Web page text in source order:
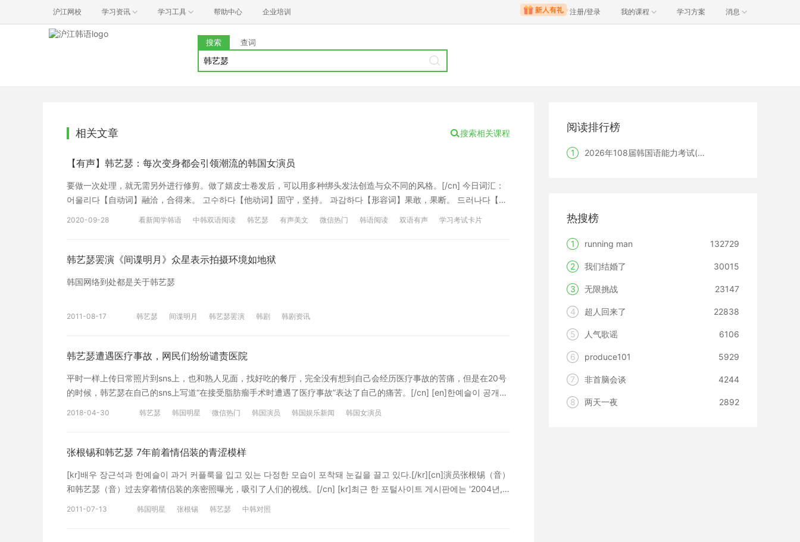
沪江网校 学习资讯 学习工具 帮助中心 企业培训 注册/登录 我的课程 学习方案 消息
搜索 查词
相关文章 搜索相关课程
【有声】韩艺瑟：每次变身都会引领潮流的韩国女演员
要做一次处理，就无需另外进行修剪。做了嬉皮士卷发后，可以用多种绑头发法创造与众不同的风格。[/cn] 今日词汇：
어울리다【自动词】融洽，合得来。 고수하다【他动词】固守，坚持。 과감하다【形容词】果敢，果断。 드러나다【自
吃。[/cn] -(으)ㄹ 수 있다 用于谓词词干后,表示一种行为或状态的能力或可能性与否，相当于汉语的”可以”、”能”、”能
钥匙，所以不能开门。[/cn] 韩语课程推荐： 10天突破韩语发音>> 韩语零基础入门课程>> 相关阅读： 【有声】韩国40
创，禁止转载
2020-09-28 看新闻学韩语 中韩双语阅读 韩艺瑟 有声美文 微信热门 韩语阅读 双语有声
学习考试卡片
韩艺瑟罢演《间谍明月》众星表示拍摄环境如地狱
韩国网络到处都是关于韩艺瑟
2011-08-17 韩艺瑟 间谍明月 韩艺瑟罢演 韩剧 韩剧资讯
韩艺瑟遭遇医疗事故，网民们纷纷谴责医院
平时一样上传日常照片到sns上，也和熟人见面，找好吃的餐厅，完全没有想到自己会经历医疗事故的苦痛，但是在20号
的时候，韩艺瑟在自己的sns上写道“在接受脂肪瘤手术时遭遇了医疗事故”表达了自己的痛苦。[/cn] [en]한예슬이 공개한
는 보상에 대한 얘기는 없고 매일매일 치료를 다니는 제 마음은 한없이 무너진다”며 “솔직히 그 어떤 보상도 위로가 될 것
奔走于治疗当中让我陷入了无限崩溃”还发自肺腑地说“说实话，无论是怎样的补偿都无法成为安慰“。[/cn] [en]이번 한예
슬의 의료사고는 큰 파장을 몰고 왔다. 차병원을 향한 따가운 눈초리도 쏟아졌다. 여론이 악화되자 차병원 측은 “지방종을
제거하는 과정에서 해당부위 피부에 화상이 발생했다”며 “성형 수술 등을 통해 최대한 원상회복을 지원하고 있다. 보상방
2018-04-30 韩艺瑟 韩国明星 微信热门 韩国演员 韩国娱乐新闻 韩国女演员
张根锡和韩艺瑟 7年前着情侣装的青涩模样
[kr]배우 장근석과 한예슬이 과거 커플룩을 입고 있는 다정한 모습이 포착돼 눈길을 끌고 있다.[/kr][cn]演员张根锡（音）
和韩艺瑟（音）过去穿着情侣装的亲密照曝光，吸引了人们的视线。[/cn] [kr]최근 한 포털사이트 게시판에는 '2004년,
2011-07-13 韩国明星 张根锡 韩艺瑟 中韩对照
阅读排行榜
1 2026年108届韩国语能力考试(TOPIK)韩国报名时间
热搜榜
1 running man 132729
2 我们结婚了 30015
3 无限挑战 23147
4 超人回来了 22838
5 人气歌谣 6106
6 produce101 5929
7 非首脑会谈 4244
8 两天一夜 2892